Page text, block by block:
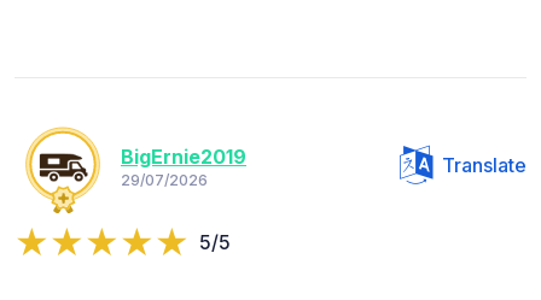
BigErnie2019
29/07/2026
Translate
5/5